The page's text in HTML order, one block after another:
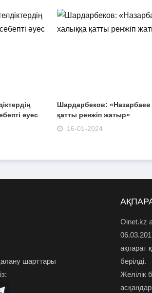
әуес
Шардарбеков: «Назарбаев
қатты ренжіп жатыр»
16-01-2024
шарттары
Oinet.kz
ақпарат
берілді.
Желілік